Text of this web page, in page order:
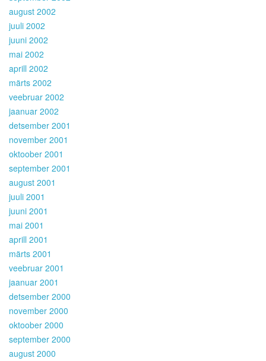
august 2002
juuli 2002
juuni 2002
mai 2002
aprill 2002
märts 2002
veebruar 2002
jaanuar 2002
detsember 2001
november 2001
oktoober 2001
september 2001
august 2001
juuli 2001
juuni 2001
mai 2001
aprill 2001
märts 2001
veebruar 2001
jaanuar 2001
detsember 2000
november 2000
oktoober 2000
september 2000
august 2000